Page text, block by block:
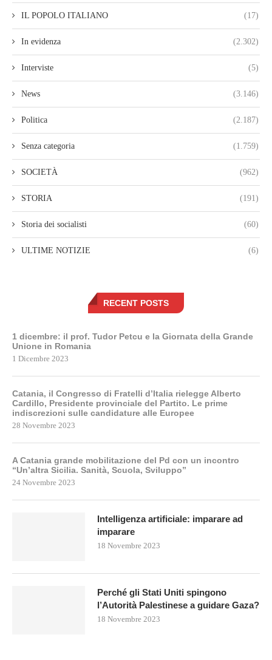
IL POPOLO ITALIANO (17)
In evidenza (2.302)
Interviste (5)
News (3.146)
Politica (2.187)
Senza categoria (1.759)
SOCIETÀ (962)
STORIA (191)
Storia dei socialisti (60)
ULTIME NOTIZIE (6)
RECENT POSTS
1 dicembre: il prof. Tudor Petcu e la Giornata della Grande
Unione in Romania
1 Dicembre 2023
Catania, il Congresso di Fratelli d’Italia rielegge Alberto
Cardillo, Presidente provinciale del Partito. Le prime
indiscrezioni sulle candidature alle Europee
28 Novembre 2023
A Catania grande mobilitazione del Pd con un incontro
“Un’altra Sicilia. Sanità, Scuola, Sviluppo”
24 Novembre 2023
Intelligenza artificiale: imparare ad
imparare
18 Novembre 2023
Perché gli Stati Uniti spingono
l’Autorità Palestinese a guidare Gaza?
18 Novembre 2023